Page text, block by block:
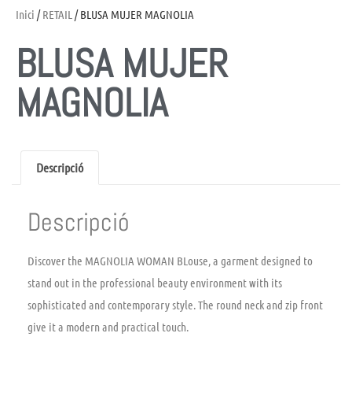
Inici /RETAIL / BLUSA MUJER MAGNOLIA
BLUSA MUJER
MAGNOLIA
Descripció
Descripció
Discover the MAGNOLIA WOMAN BLouse, a garment designed to
stand out in the professional beauty environment with its
sophisticated and contemporary style. The round neck and zip front
give it a modern and practical touch.